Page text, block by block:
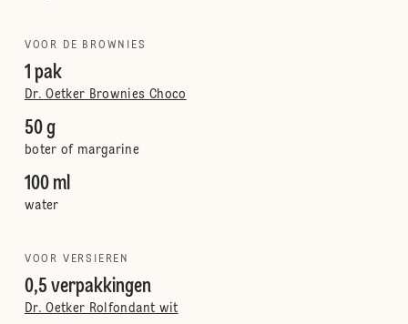
VOOR DE BROWNIES
1 pak
Dr. Oetker Brownies Choco
50 g
boter of margarine
100 ml
water
VOOR VERSIEREN
0,5 verpakkingen
Dr. Oetker Rolfondant wit